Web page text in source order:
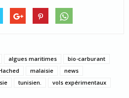
algues maritimes
bio-carburant
malaisie
news
tunisien. vols expérimentaux